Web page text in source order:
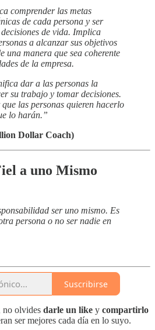
comprender las metas
de cada persona y ser
decisiones de vida. Implica
a alcanzar sus objetivos
una manera que sea coherente
de la empresa.
dar a las personas la
su trabajo y tomar decisiones.
las personas quieren hacerlo
lo harán.”
Dollar Coach)
a uno Mismo
ser uno mismo. Es
persona o no ser nadie en
Suscribirse
no olvides darle un like y compartirlo
ser mejores cada día en lo suyo.